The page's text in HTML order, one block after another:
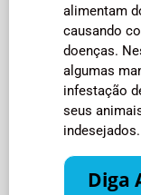
alimentam
causando
doenças.
algumas
infestação
seus
indesejados.
Diga